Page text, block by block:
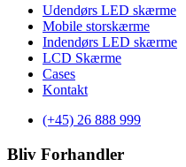
Udendørs LED skærme
Mobile storskærme
Indendørs LED skærme
LCD Skærme
Cases
Kontakt
(+45) 26 888 999
Bliv Forhandler​